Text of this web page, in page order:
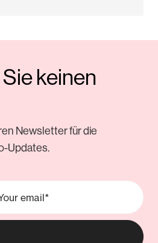
keinen
Newsletter für die
Updates.